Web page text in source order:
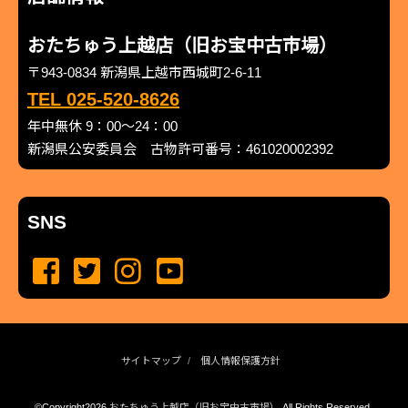
おたちゅう上越店（旧お宝中古市場）
〒943-0834 新潟県上越市西城町2-6-11
TEL 025-520-8626
年中無休 9：00～24：00
新潟県公安委員会 古物許可番号：461020002392
SNS
サイトマップ 個人情報保護方針